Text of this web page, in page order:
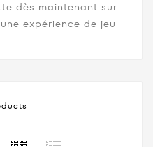
dès maintenant sur
expérience de jeu